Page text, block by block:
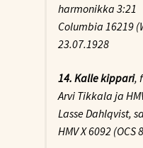
harmonikka 3:21
Columbia 16219
23.07.1928
14. Kalle kippari,
Arvi Tikkala ja
Lasse Dahlqvist,
HMV X 6092